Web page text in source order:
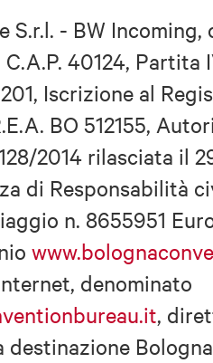
S.r.l. - BW
40124, Partita
Iscrizione al
BO 512155,
2014 rilasciata il
di Responsabilità
n. 8655951
denominato
,
destinazione